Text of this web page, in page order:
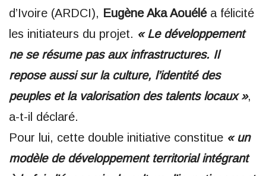
d’Ivoire (ARDCI), Eugène Aka Aouéléa félicité
les initiateurs du projet. « Le développement
ne se résume pas aux infrastructures. Il
repose aussi sur la culture, l’identité des
peuples et la valorisation des talents locaux »,
a-t-il déclaré.
Pour lui, cette double initiative constitue « un
modèle de développement territorial intégrant